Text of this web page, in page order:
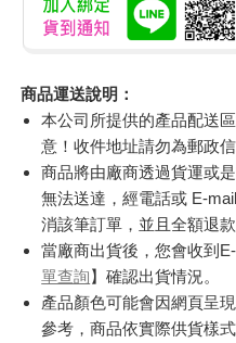
商品運送說明：
本公司所提供的產品配送
意！收件地址請勿為郵政信
商品將由廠商透過貨運或
無法送達，經電話或 E-
消該筆訂單，並且全額退款
當廠商出貨後，您會收到
單查詢】確認出貨情況。
產品顏色可能會因網頁呈
參考，商品依實際供貨樣式